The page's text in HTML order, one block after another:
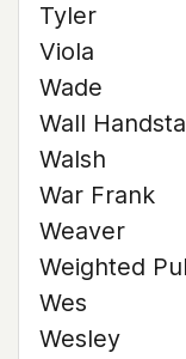
Tyler
Viola
Wade
Wall
Walsh
War Frank
Weaver
Weighted
Wes
Wesley